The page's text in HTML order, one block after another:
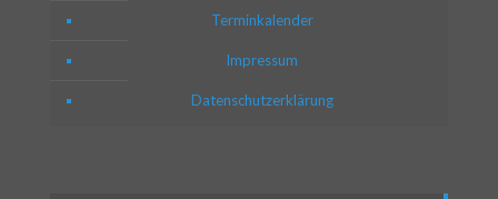
Terminkalender
Impressum
Datenschutzerklärung